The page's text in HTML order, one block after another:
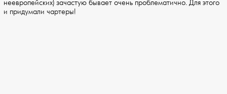
неевропейских) зачастую бывает очень проблематично. Для этого
и придумали чартеры!